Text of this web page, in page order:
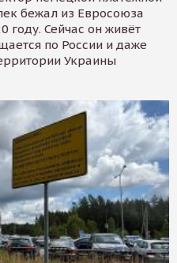
бежал из Евросоюза
году. Сейчас он живёт
по России и даже
Украины